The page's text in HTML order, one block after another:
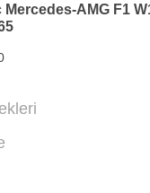
Mercedes-AMG F1